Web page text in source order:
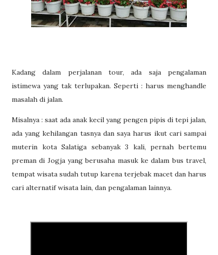
Kadang dalam perjalanan tour, ada saja pengalaman
istimewa yang tak terlupakan. Seperti : harus menghandle
masalah di jalan.
Misalnya : saat ada anak kecil yang pengen pipis di tepi jalan,
ada yang kehilangan tasnya dan saya harus ikut cari sampai
muterin kota Salatiga sebanyak 3 kali, pernah bertemu
preman di Jogja yang berusaha masuk ke dalam bus travel,
tempat wisata sudah tutup karena terjebak macet dan harus
cari alternatif wisata lain, dan pengalaman lainnya.